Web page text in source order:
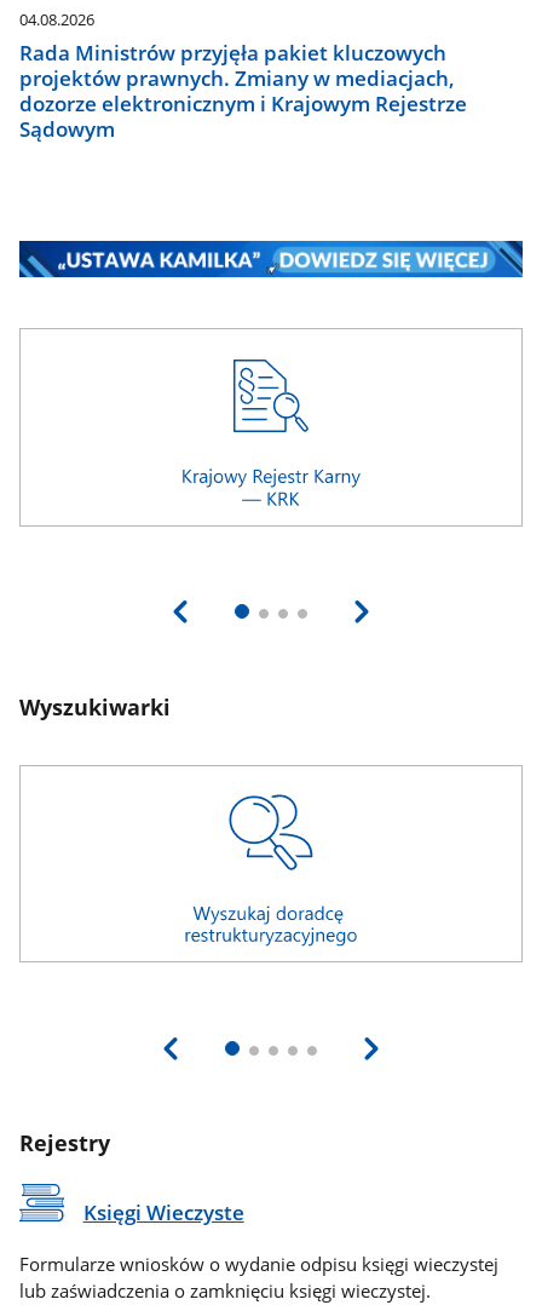
04.08.2026
Rada Ministrów przyjęła pakiet kluczowych
projektów prawnych. Zmiany w mediacjach,
dozorze elektronicznym i Krajowym Rejestrze
Sądowym
Wyszukiwarki
Rejestry
Księgi Wieczyste
Formularze wniosków o wydanie odpisu księgi wieczystej
lub zaświadczenia o zamknięciu księgi wieczystej.